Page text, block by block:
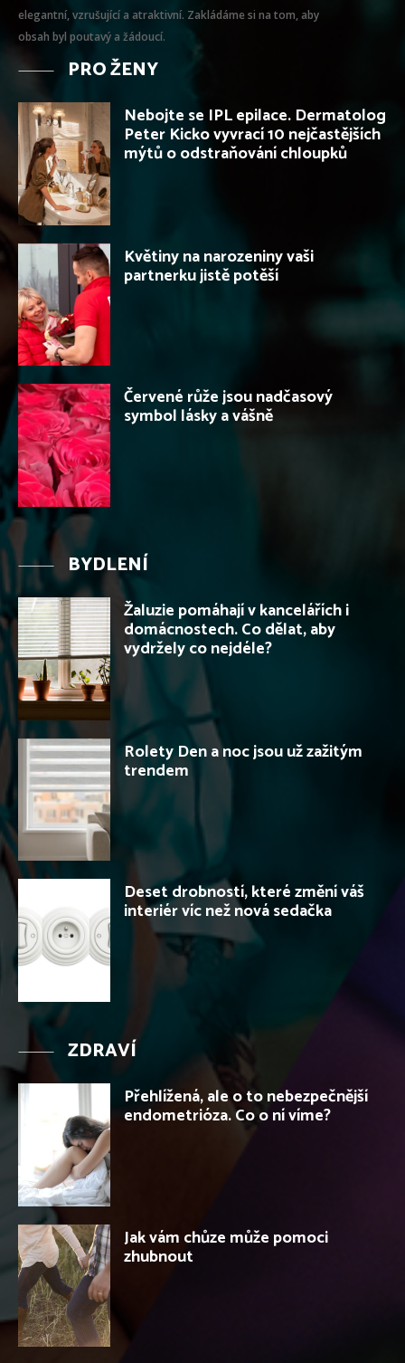
elegantní, vzrušující a atraktivní. Zakládáme si na tom, aby
obsah byl poutavý a žádoucí.
PRO ŽENY
Nebojte se IPL epilace. Dermatolog
Peter Kicko vyvrací 10 nejčastějších
mýtů o odstraňování chloupků
Květiny na narozeniny vaši
partnerku jistě potěší
Červené růže jsou nadčasový
symbol lásky a vášně
BYDLENÍ
Žaluzie pomáhají v kancelářích i
domácnostech. Co dělat, aby
vydržely co nejdéle?
Rolety Den a noc jsou už zažitým
trendem
Deset drobností, které změní váš
interiér víc než nová sedačka
ZDRAVÍ
Přehlížená, ale o to nebezpečnější
endometrióza. Co o ní víme?
Jak vám chůze může pomoci
zhubnout